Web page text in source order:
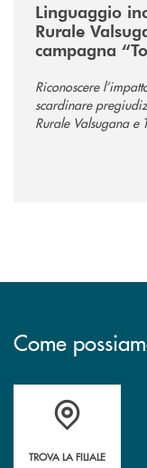
Linguaggio
Rurale
campagna
Riconoscere
scardinare
Rurale Valsugana e
Come
Accedi all' elenco
TROVA LA FILIALE